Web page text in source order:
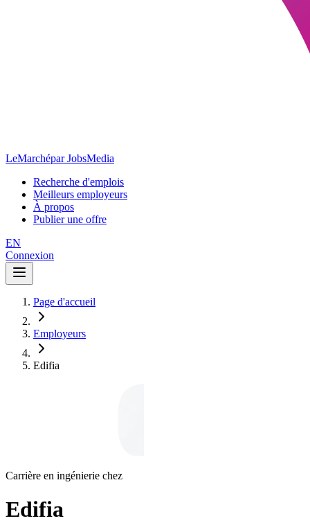
LeMarchépar JobsMedia
Recherche d'emplois
Meilleurs employeurs
À propos
Publier une offre
EN
Connexion
Page d'accueil
Employeurs
Edifia
Carrière en ingénierie chez
Edifia